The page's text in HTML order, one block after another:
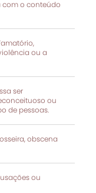
com o conteúdo
ou a
ser
ou
de pessoas.
obscena
ou